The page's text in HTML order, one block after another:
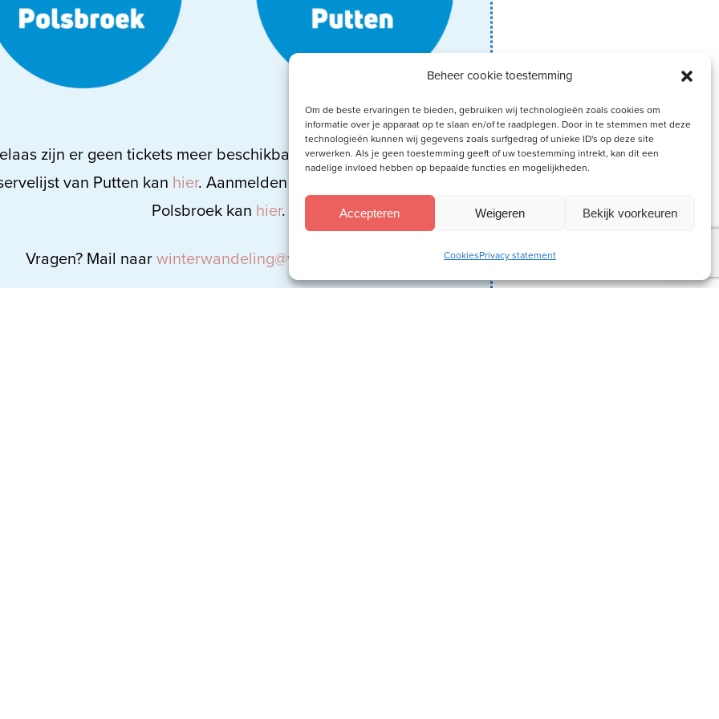
Beheer cookie toestemming
Om de beste ervaringen te bieden, gebruiken wij technologieën zoals cookies om
informatie over je apparaat op te slaan en/of te raadplegen. Door in te stemmen met deze
technologieën kunnen wij gegevens zoals surfgedrag of unieke ID's op deze site
verwerken. Als je geen toestemming geeft of uw toestemming intrekt, kan dit een
nadelige invloed hebben op bepaalde functies en mogelijkheden.
Accepteren Weigeren Bekijk voorkeuren
CookiesPrivacy statement
zijn er geen tickets meer beschikbaar. Aanmelden voor de
van Putten kan hier. Aanmelden voor de reservelijst van
Polsbroek kan hier.
Vragen? Mail naar winterwandeling@vrouwtotvrouw.nl